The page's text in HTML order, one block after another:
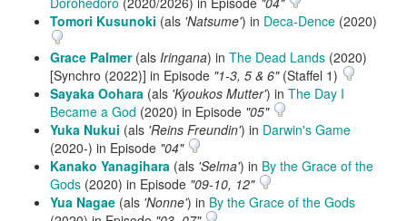
Tomori Kusunoki (als 'Natsume') in Deca-Dence (2020)
Grace Palmer(als Iringana) in The Dead Lands (2020)
[Synchro (2022)] in Episode "1-3, 5 & 6"(Staffel 1)
Sayaka Oohara (als 'Kyoukos Mutter') in The Day I
Became a God (2020) in Episode "05"
Yuka Nukui (als 'Reins Freundin') in Darwin's Game
(2020-) in Episode "04"
Kanako Yanagihara (als 'Selma') in By the Grace of the
Gods (2020) in Episode "09-10, 12"
Yua Nagae (als 'Nonne') in By the Grace of the Gods